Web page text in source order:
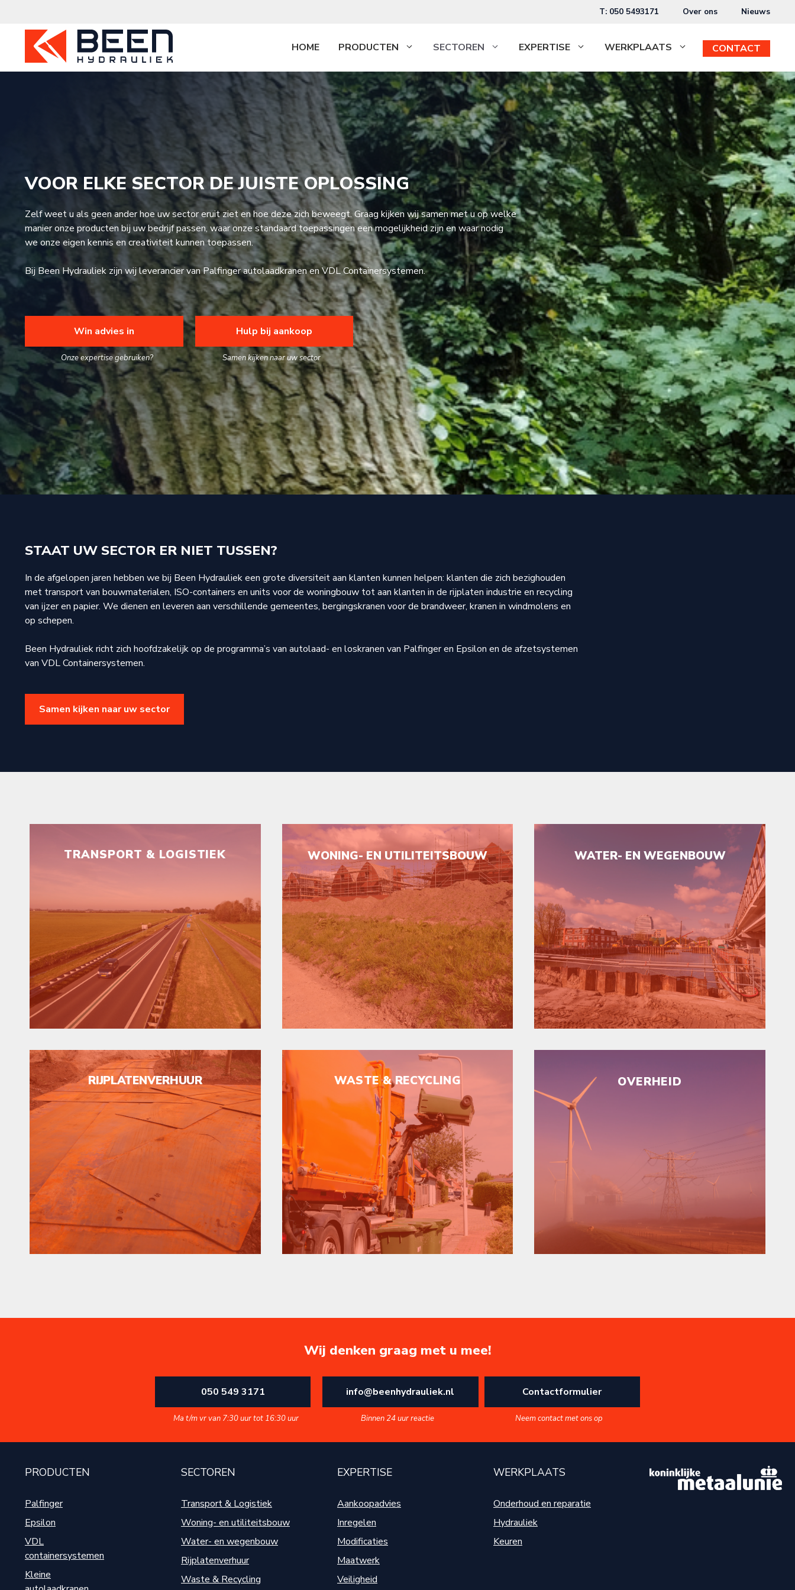
T: 050 5493171 Over ons Nieuws
HOME PRODUCTEN SECTOREN EXPERTISE WERKPLAATS CONTACT
VOOR ELKE SECTOR DE JUISTE OPLOSSING
Zelf weet u als geen ander hoe uw sector eruit ziet en hoe deze zich beweegt. Graag kijken wij samen met u op welke
manier onze producten bij uw bedrijf passen, waar onze standaard toepassingen een mogelijkheid zijn en waar nodig
we onze eigen kennis en creativiteit kunnen toepassen.
Bij Been Hydrauliek zijn wij leverancier van Palfinger autolaadkranen en VDL Containersystemen.
Win advies in
Onze expertise gebruiken?
Hulp bij aankoop
Samen kijken naar uw sector
STAAT UW SECTOR ER NIET TUSSEN?
In de afgelopen jaren hebben we bij Been Hydrauliek een grote diversiteit aan klanten kunnen helpen: klanten die zich bezighouden
met transport van bouwmaterialen, ISO-containers en units voor de woningbouw tot aan klanten in de rijplaten industrie en recycling
van ijzer en papier. We dienen en leveren aan verschillende gemeentes, bergingskranen voor de brandweer, kranen in windmolens en
op schepen.
Been Hydrauliek richt zich hoofdzakelijk op de programma’s van autolaad- en loskranen van Palfinger en Epsilon en de afzetsystemen
van VDL Containersystemen.
Samen kijken naar uw sector
TRANSPORT & LOGISTIEK WONING- EN UTILITEITSBOUW
actuele problematiek staat de bouw
behoorlijk onder druk. Duurzaamheid is
belangrijker dan ooit.
Actief in de woning- en utiliteitsbouw?
WATER- EN WEGENBOUW
In de water- en wegenbouw wordt gewerkt
in meest extreme omstandigheden. Een
robuuste en flexibele opbouw is nodig.
Actief in de water- en wegenbouw?
RIJPLATENVERHUUR WASTE & RECYCLING
Het belang van het juist scheiden,
collecteren en verwerken van afval wordt
met de dag groter. Een doordacht voertuig
concept hoort daar bij.
Actief in de waste en recycling?
OVERHEID
Als (lokale)overheid wordt het doen van de
juiste investering steeds lastiger. De
voertuigopbouw moet blijvend aansluiten op
het uitgezette beleid.
Actief in de overheidssector?
Wij denken graag met u mee!
050 549 3171
Ma t/m vr van 7:30 uur tot 16:30 uur
info@beenhydrauliek.nl
Binnen 24 uur reactie
Contactformulier
Neem contact met ons op
PRODUCTEN
Palfinger
Epsilon
VDL
containersystemen
Kleine
SECTOREN
Transport & Logistiek
Woning- en utiliteitsbouw
Water- en wegenbouw
Rijplatenverhuur
Waste & Recycling
EXPERTISE
Aankoopadvies
Inregelen
Modificaties
Maatwerk
Veiligheid
WERKPLAATS
Onderhoud en reparatie
Hydrauliek
Keuren